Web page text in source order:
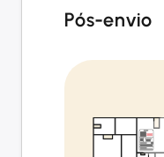
Pós-envio